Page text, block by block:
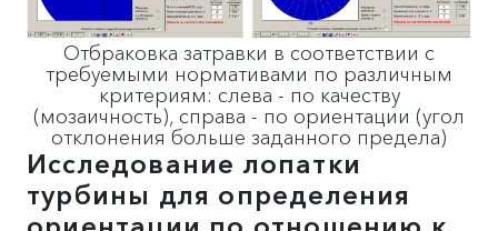
Отбраковка затравки в соответствии с
требуемыми нормативами по различным
критериям: слева - по качеству
(мозаичность), справа - по ориентации (угол
отклонения больше заданного предела)
Исследование лопатки
турбины для определения